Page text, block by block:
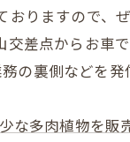
おりますので、
差点からお車
の裏側などを
な多肉植物を販